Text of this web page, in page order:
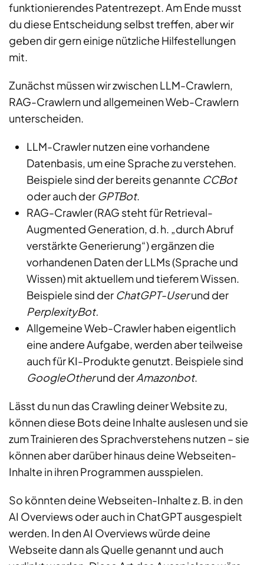
funktionierendes Patentrezept. Am Ende musst
du diese Entscheidung selbst treffen, aber wir
geben dir gern einige nützliche Hilfestellungen
mit.
Zunächst müssen wir zwischen LLM-Crawlern,
RAG-Crawlern und allgemeinen Web-Crawlern
unterscheiden.
LLM-Crawler nutzen eine vorhandene
Datenbasis, um eine Sprache zu verstehen.
Beispiele sind der bereits genannte CCBot
oder auch der GPTBot.
RAG-Crawler (RAG steht für Retrieval-
Augmented Generation, d. h. „durch Abruf
verstärkte Generierung“) ergänzen die
vorhandenen Daten der LLMs (Sprache und
Wissen) mit aktuellem und tieferem Wissen.
Beispiele sind der ChatGPT-Userund der
PerplexityBot.
Allgemeine Web-Crawler haben eigentlich
eine andere Aufgabe, werden aber teilweise
auch für KI-Produkte genutzt. Beispiele sind
GoogleOtherund derAmazonbot.
Lässt du nun das Crawling deiner Website zu,
können diese Bots deine Inhalte auslesen und sie
zum Trainieren des Sprachverstehens nutzen – sie
können aber darüber hinaus deine Webseiten-
Inhalte in ihren Programmen ausspielen.
So könnten deine Webseiten-Inhalte z. B. in den
AI Overviews oder auch in ChatGPT ausgespielt
werden. In den AI Overviews würde deine
Webseite dann als Quelle genannt und auch